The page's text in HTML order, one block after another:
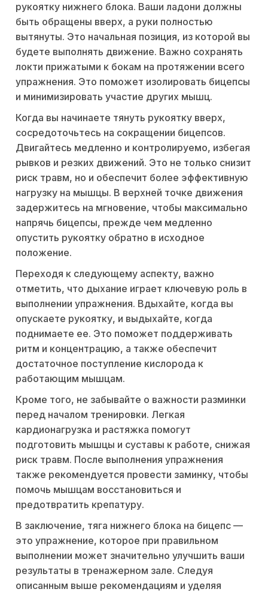
рукоятку нижнего блока. Ваши ладони должны
быть обращены вверх, а руки полностью
вытянуты. Это начальная позиция, из которой вы
будете выполнять движение. Важно сохранять
локти прижатыми к бокам на протяжении всего
упражнения. Это поможет изолировать бицепсы
и минимизировать участие других мышц.
Когда вы начинаете тянуть рукоятку вверх,
сосредоточьтесь на сокращении бицепсов.
Двигайтесь медленно и контролируемо, избегая
рывков и резких движений. Это не только снизит
риск травм, но и обеспечит более эффективную
нагрузку на мышцы. В верхней точке движения
задержитесь на мгновение, чтобы максимально
напрячь бицепсы, прежде чем медленно
опустить рукоятку обратно в исходное
положение.
Переходя к следующему аспекту, важно
отметить, что дыхание играет ключевую роль в
выполнении упражнения. Вдыхайте, когда вы
опускаете рукоятку, и выдыхайте, когда
поднимаете ее. Это поможет поддерживать
ритм и концентрацию, а также обеспечит
достаточное поступление кислорода к
работающим мышцам.
Кроме того, не забывайте о важности разминки
перед началом тренировки. Легкая
кардионагрузка и растяжка помогут
подготовить мышцы и суставы к работе, снижая
риск травм. После выполнения упражнения
также рекомендуется провести заминку, чтобы
помочь мышцам восстановиться и
предотвратить крепатуру.
В заключение, тяга нижнего блока на бицепс —
это упражнение, которое при правильном
выполнении может значительно улучшить ваши
результаты в тренажерном зале. Следуя
описанным выше рекомендациям и уделяя